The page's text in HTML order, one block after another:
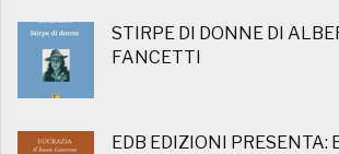
STIRPE DI DONNE DI
FANCETTI
EDB EDIZIONI PRESENTA: